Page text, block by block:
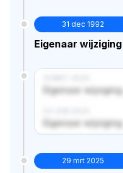
31 dec 1992
Eigenaar wijziging
Eigenaar wijziging
Eigenaar wijziging
29 mrt 2025